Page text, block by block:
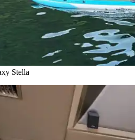
Stella